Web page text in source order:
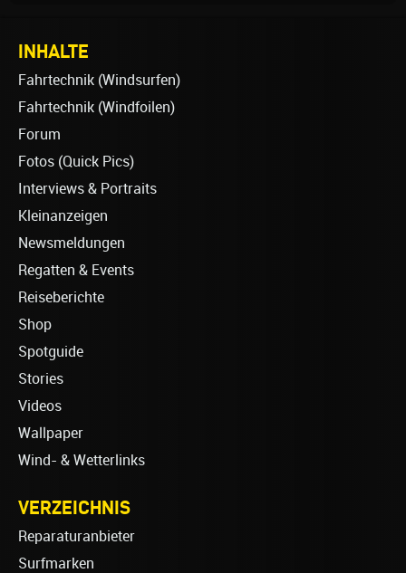
INHALTE
Fahrtechnik (Windsurfen)
Fahrtechnik (Windfoilen)
Forum
Fotos (Quick Pics)
Interviews & Portraits
Kleinanzeigen
Newsmeldungen
Regatten & Events
Reiseberichte
Shop
Spotguide
Stories
Videos
Wallpaper
Wind- & Wetterlinks
VERZEICHNIS
Reparaturanbieter
Surfmarken